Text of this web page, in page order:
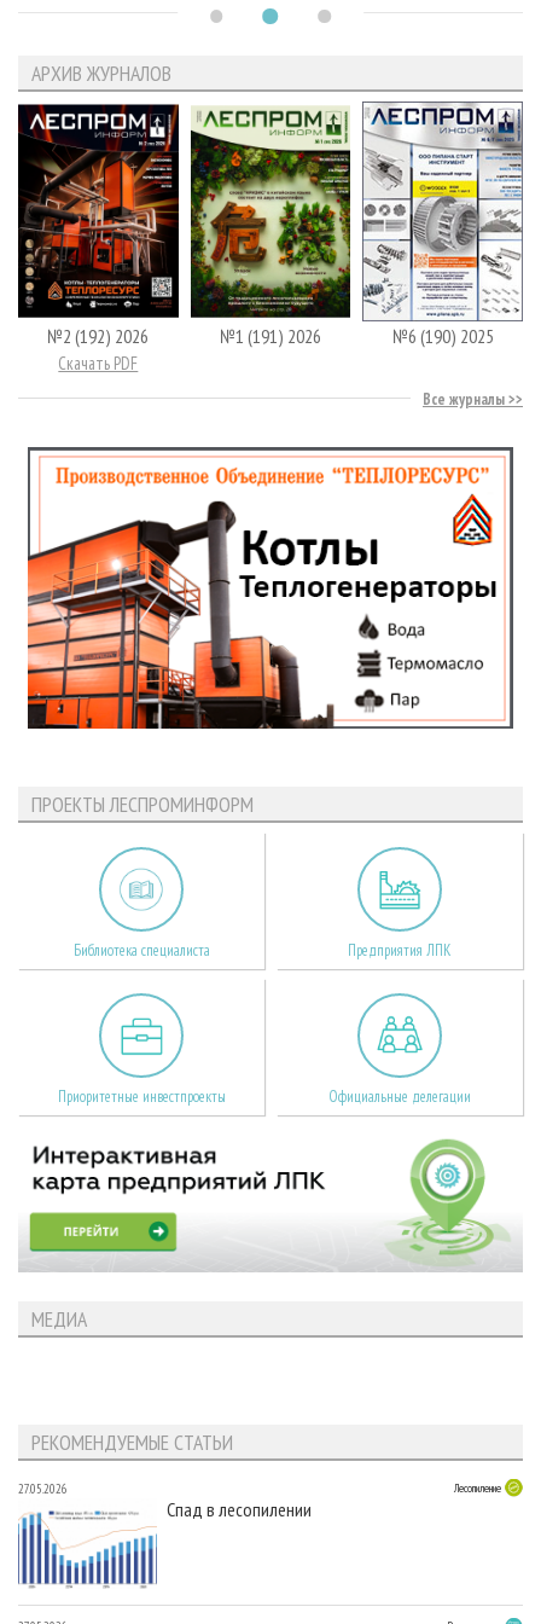
АРХИВ ЖУРНАЛОВ
№2 (192) 2026
Скачать PDF
№1 (191) 2026 №6 (190) 2025
Все журналы
ПРОЕКТЫ ЛЕСПРОМИНФОРМ
Библиотека специалиста Предприятия ЛПК
Приоритетные инвестпроекты Официальные делегации
МЕДИА
РЕКОМЕНДУЕМЫЕ СТАТЬИ
27.05.2026 Лесопиление
Спад в лесопилении